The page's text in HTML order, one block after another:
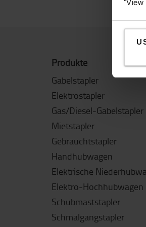
"View
Produkte
Gabelstapler
Elektrostapler
Gas/Diesel-Gabelstapler
Mietstapler
Gebrauchtstapler
Handhubwagen
Elektrische
Elektro-Hochhubwagen
Schubmaststapler
Schmalgangstapler